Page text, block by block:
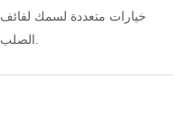
خيارات متعددة لسمك لفائف